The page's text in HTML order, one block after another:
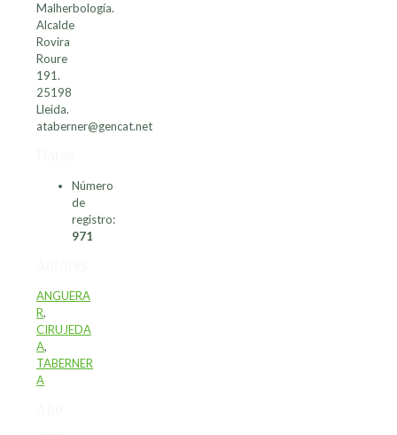
Malherbología.
Alcalde
Rovira
Roure
191.
25198
Lleida.
ataberner@gencat.net
Número
de
registro:
971
ANGUERA
R,
CIRUJEDA
A,
TABERNER
A